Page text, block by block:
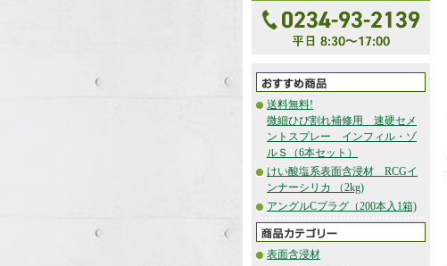
送料無料!
微細ひび割れ補修用 速硬セメ
ントスプレー インフィル・ゾ
ルＳ（6本セット）
けい酸塩系表面含浸材 RCGイ
ンナーシリカ （2kg)
アングルCプラグ（200本入1箱)
表面含浸材